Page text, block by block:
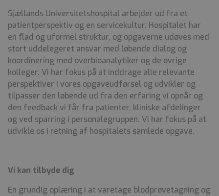
Sjællands Universitetshospital arbejder ud fra et
patientperspektiv og en servicekultur. Hospitalet har
en flad og uformel struktur, og opgaverne udøves med
stort uddelegeret ansvar med løbende dialog og
koordinering med overbioanalytiker og de øvrige
kolleger. Vi har fokus på at inddrage alle relevante
perspektiver i vores opgaveudførsel og udvikler og
tilpasser den løbende ud fra den erfaring vi opnår og
den feedback vi får fra patienter, kliniske afdelinger
og ved sparring i personalegruppen. Vi har fokus på at
udvikle os i retning af hospitalets samlede opgave.
Vi kan tilbyde dig
En grundig oplæring i at varetage blodprøvetagning og